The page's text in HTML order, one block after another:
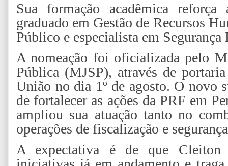
Sua formação acadêmica
graduado em Gestão de Recursos
Público e especialista em
A nomeação foi oficializada pelo
Pública (MJSP), através de
União no dia 1º de agosto. O novo
de fortalecer as ações da PRF em
ampliou sua atuação tanto no
operações de fiscalização e
A expectativa é de que Cleiton